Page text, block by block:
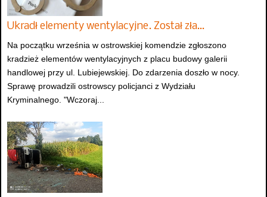
Ukradł elementy wentylacyjne. Został zła…
Na początku września w ostrowskiej komendzie zgłoszono
kradzież elementów wentylacyjnych z placu budowy galerii
handlowej przy ul. Lubiejewskiej. Do zdarzenia doszło w nocy.
Sprawę prowadzili ostrowscy policjanci z Wydziału
Kryminalnego. "Wczoraj...